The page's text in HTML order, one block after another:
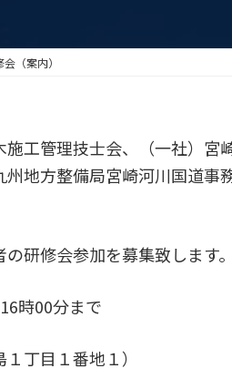
（案内）
工管理技士会、（一社）宮
地方整備局宮崎河川国道事務
研修会参加を募集致します。
時00分まで
目１番地１）